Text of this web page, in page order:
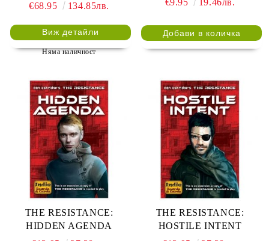
€68.95 134.85лв.
Виж детайли
Няма наличност
THE RESISTANCE:
HIDDEN AGENDA
THE RESISTANCE:
HOSTILE INTENT